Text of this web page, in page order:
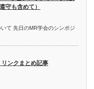
守も含めて）
て 先日のMR学会のシンポジ
ンクまとめ記事